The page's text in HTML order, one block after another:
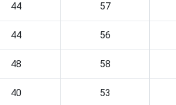
44 57
44 56
48 58
40 53